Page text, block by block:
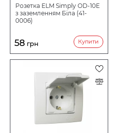
Розетка ELM Simply OD-10E
з заземленням Біла (41-
0006)
58 грн Купити